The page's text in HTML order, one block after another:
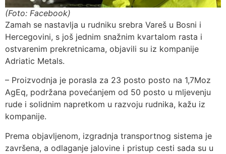
(Foto: Facebook)
Zamah se nastavlja u rudniku srebra Vareš u Bosni i
Hercegovini, s još jednim snažnim kvartalom rasta i
ostvarenim prekretnicama, objavili su iz kompanije
Adriatic Metals.
– Proizvodnja je porasla za 23 posto posto na 1,7Moz
AgEq, podržana povećanjem od 50 posto u mljevenju
rude i solidnim napretkom u razvoju rudnika, kažu iz
kompanije.
Prema objavljenom, izgradnja transportnog sistema je
završena, a odlaganje jalovine i pristup cesti sada su u